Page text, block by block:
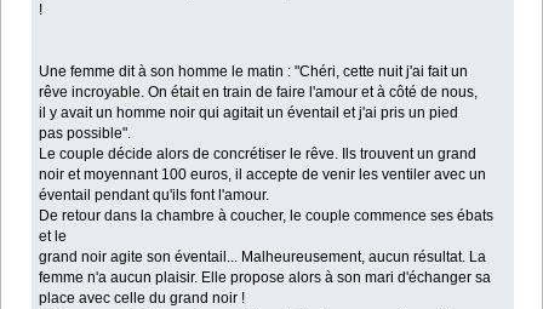
!
Une femme dit à son homme le matin : "Chéri, cette nuit j'ai fait un
rêve incroyable. On était en train de faire l'amour et à côté de nous,
il y avait un homme noir qui agitait un éventail et j'ai pris un pied
pas possible".
Le couple décide alors de concrétiser le rêve. Ils trouvent un grand
noir et moyennant 100 euros, il accepte de venir les ventiler avec un
éventail pendant qu'ils font l'amour.
De retour dans la chambre à coucher, le couple commence ses ébats
et le
grand noir agite son éventail... Malheureusement, aucun résultat. La
femme n'a aucun plaisir. Elle propose alors à son mari d'échanger sa
place avec celle du grand noir !